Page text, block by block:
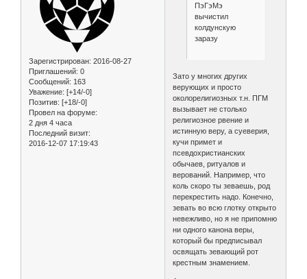
Зарегистрирован: 2016-08-27
Приглашений: 0
Сообщений: 163
Уважение: [+14/-0]
Позитив: [+18/-0]
Провел на форуме:
2 дня 4 часа
Последний визит:
2016-12-07 17:19:43
ПэГэМэ
вычистил
колдунскую
заразу
Зато у многих других
верующих и просто
околорелигиозных т.н. ПГМ
вызывает не столько
религиозное рвение и
истинную веру, а суеверия,
кучи примет и
псевдохристианских
обычаев, ритуалов и
верований. Например, что
коль скоро ты зеваешь, род
перекрестить надо. Конечно,
зевать во всю глотку открыто
невежливо, но я не припомню
ни одного канона веры,
который бы предписывал
освящать зевающий рот
крестным знамением.